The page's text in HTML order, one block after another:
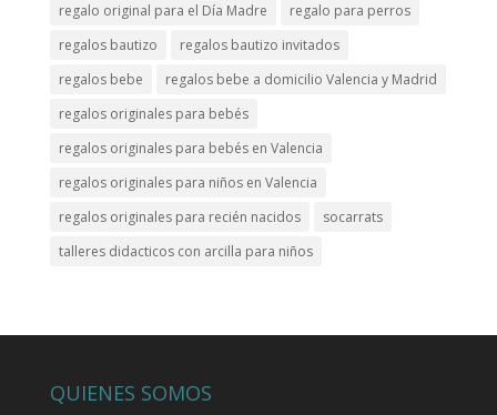
regalo original para el Día Madre
regalo para perros
regalos bautizo
regalos bautizo invitados
regalos bebe
regalos bebe a domicilio Valencia y Madrid
regalos originales para bebés
regalos originales para bebés en Valencia
regalos originales para niños en Valencia
regalos originales para recién nacidos
socarrats
talleres didacticos con arcilla para niños
QUIENES SOMOS